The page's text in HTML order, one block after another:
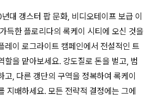
대 갱스터 팝 문화, 비디오테이프 보급 이
득한 플로리다의 록케이 시티에 오신 것을
레이 로그라이트 캠페인에서 전설적인 트
할을 맡아보세요. 강도질로 돈을 벌고, 범
고, 다른 갱단의 구역을 정복하여 록케이
지배하세요. 모든 전략적 결정에는 그에